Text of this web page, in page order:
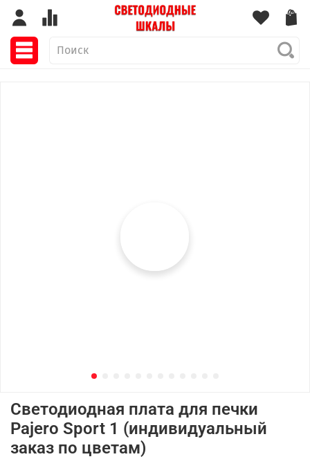
Светодиодная плата для печки
Pajero Sport 1 (индивидуальный
заказ по цветам)